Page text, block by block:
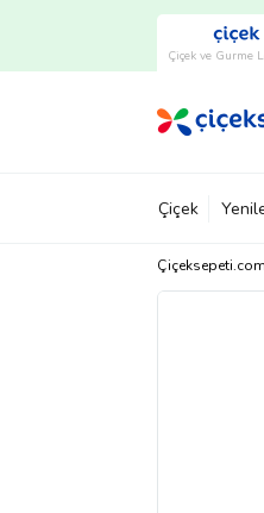
Çiçek ve Gurme
Çiçek
Çiçeksepeti.com